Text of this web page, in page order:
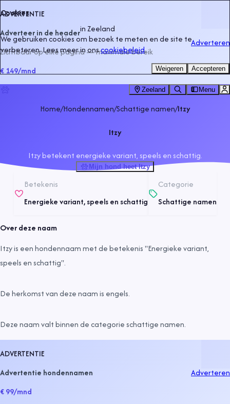
ADVERTENTIE
Adverteer in de headerinZeeland
Zichtbaar op elke pagina — maximale bereik
€ 149/mnd
Adverteren
Zeeland Menu
Home/Hondennamen/Schattige namen/Itzy
Itzy
Itzy betekent energieke variant, speels en schattig.
Mijn hond heet Itzy
Betekenis
Energieke variant, speels en schattig
Categorie
Schattige namen
Over deze naam
Itzy is een hondennaam met de betekenis "Energieke variant,
speels en schattig".
De herkomst van deze naam is engels.
Deze naam valt binnen de categorieschattige namen.
ADVERTENTIE
Advertentie hondennamen
€ 99/mnd
Adverteren
Cookies
We gebruiken cookies om bezoek te meten en de site te
verbeteren. Lees meer in onscookiebeleid.
Weigeren Accepteren